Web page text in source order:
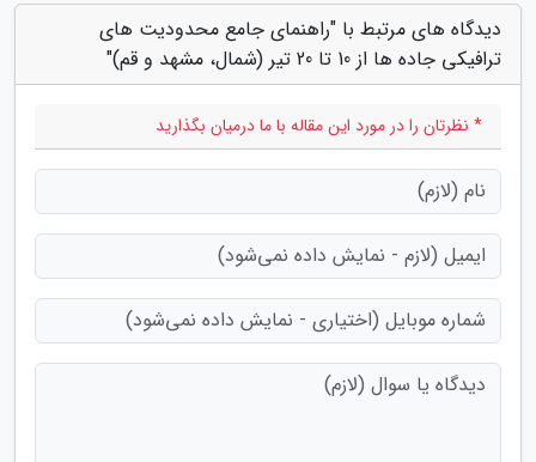
دیدگاه های مرتبط با "راهنمای جامع محدودیت های
ترافیکی جاده ها از 10 تا 20 تیر (شمال، مشهد و قم)"
* نظرتان را در مورد این مقاله با ما درمیان بگذارید